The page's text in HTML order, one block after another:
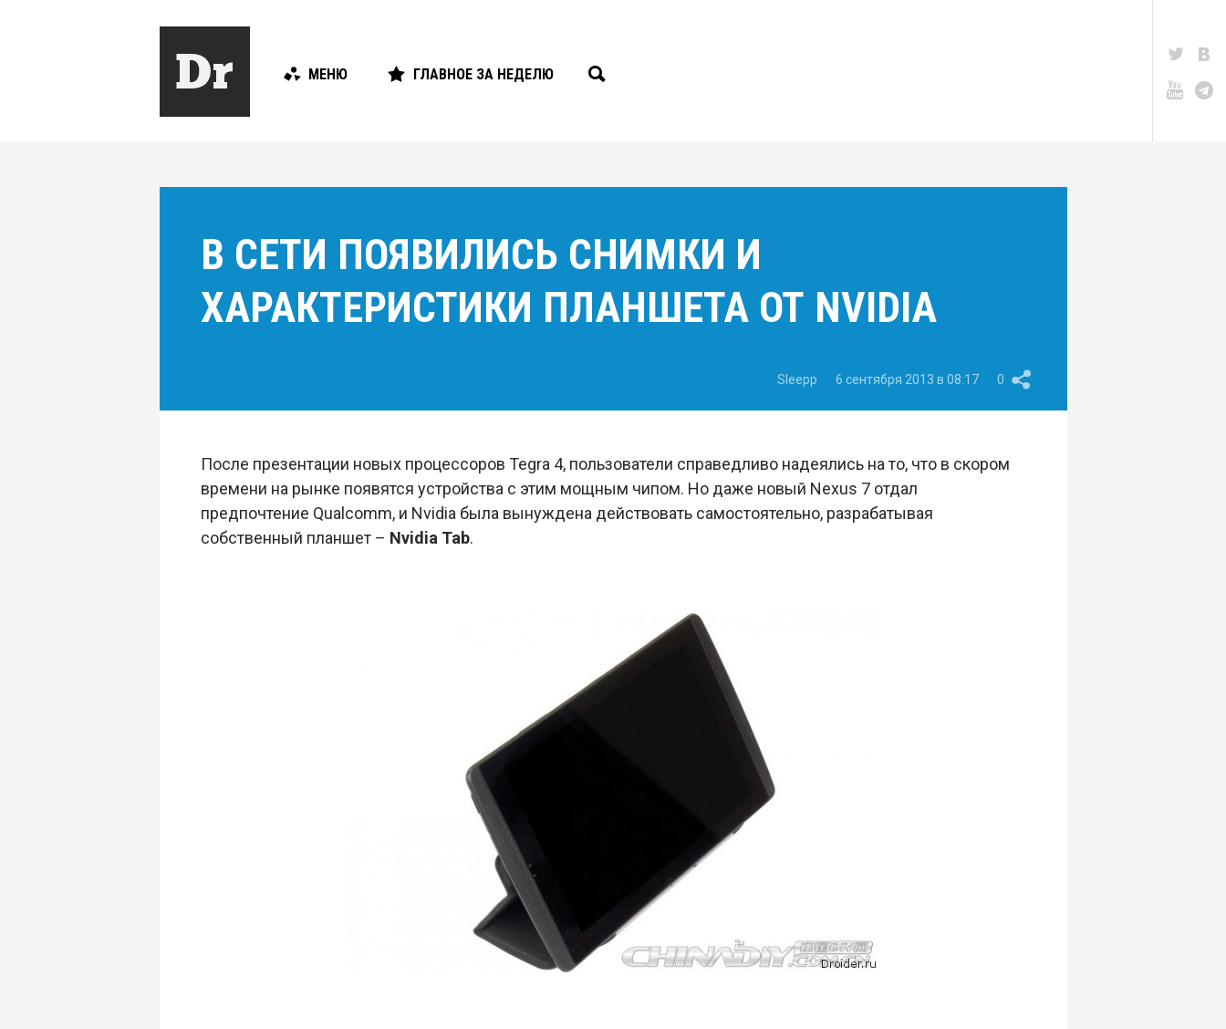
МЕНЮ ГЛАВНОЕ ЗА НЕДЕЛЮ
В СЕТИ ПОЯВИЛИСЬ СНИМКИ И
ХАРАКТЕРИСТИКИ ПЛАНШЕТА ОТ NVIDIA
Sleepp 6 сентября 2013 в 08:17 0
После презентации новых процессоров Tegra 4, пользователи справедливо надеялись на то, что в скором
времени на рынке появятся устройства с этим мощным чипом. Но даже новый Nexus 7 отдал
предпочтение Qualcomm, и Nvidia была вынуждена действовать самостоятельно, разрабатывая
собственный планшет – Nvidia Tab.